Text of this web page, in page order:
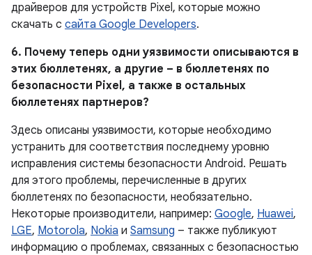
драйверов для устройств Pixel, которые можно
скачать с сайта Google Developers.
6. Почему теперь одни уязвимости описываются в
этих бюллетенях, а другие – в бюллетенях по
безопасности Pixel, а также в остальных
бюллетенях партнеров?
Здесь описаны уязвимости, которые необходимо
устранить для соответствия последнему уровню
исправления системы безопасности Android. Решать
для этого проблемы, перечисленные в других
бюллетенях по безопасности, необязательно.
Некоторые производители, например: Google, Huawei,
LGE, Motorola, Nokia и Samsung – также публикуют
информацию о проблемах, связанных с безопасностью